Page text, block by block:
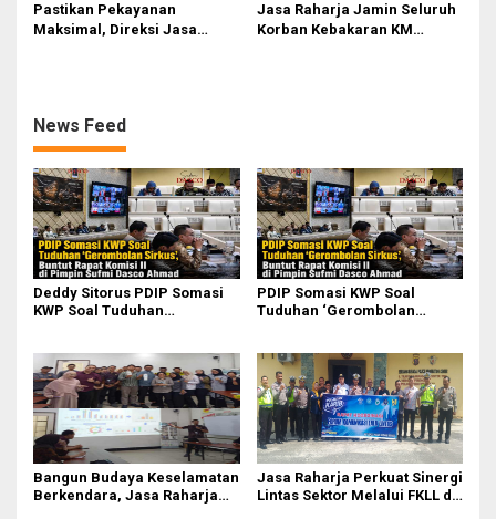
Pastikan Pekayanan
Maksimal, Direksi Jasa
Jasa Raharja Jamin Seluruh
Korban Kebakaran KM
News Feed
Deddy Sitorus PDIP Somasi
KWP Soal Tuduhan
Sufmi Dasco Ahmad
PDIP Somasi KWP Soal
Tuduhan ‘Gerombolan
Ahmad
Bangun Budaya Keselamatan
Berkendara, Jasa Raharja
Jasa Raharja Perkuat Sinergi
Lintas Sektor Melalui FKLL di